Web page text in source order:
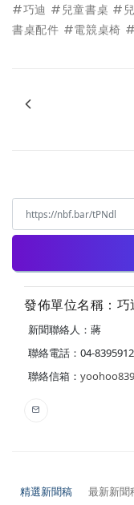
#巧迪 #兒童書桌 #
書桌配件 #電競桌椅
發佈單位名稱：
新聞聯絡人：蔣
聯絡電話：04-8395912
聯絡信箱：
精選新聞稿 最新新聞